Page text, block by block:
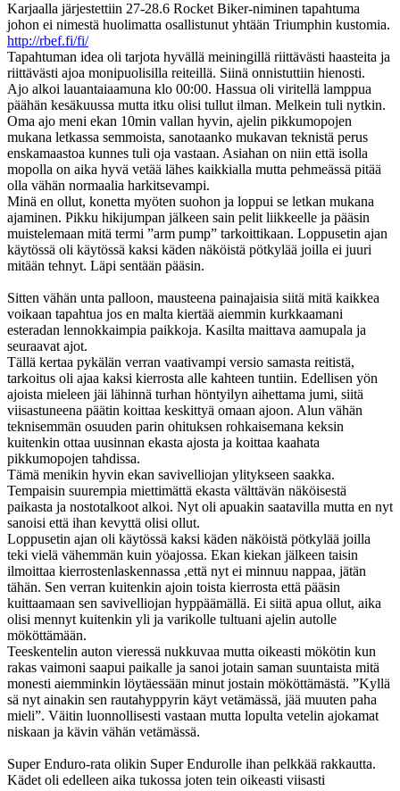
Karjaalla järjestettiin 27-28.6 Rocket Biker-niminen tapahtuma
johon ei nimestä huolimatta osallistunut yhtään Triumphin kustomia.
http://rbef.fi/fi/
Tapahtuman idea oli tarjota hyvällä meiningillä riittävästi haasteita ja
riittävästi ajoa monipuolisilla reiteillä. Siinä onnistuttiin hienosti.
Ajo alkoi lauantaiaamuna klo 00:00. Hassua oli viritellä lamppua
päähän kesäkuussa mutta itku olisi tullut ilman. Melkein tuli nytkin.
Oma ajo meni ekan 10min vallan hyvin, ajelin pikkumopojen
mukana letkassa semmoista, sanotaanko mukavan teknistä perus
enskamaastoa kunnes tuli oja vastaan. Asiahan on niin että isolla
mopolla on aika hyvä vetää lähes kaikkialla mutta pehmeässä pitää
olla vähän normaalia harkitsevampi.
Minä en ollut, konetta myöten suohon ja loppui se letkan mukana
ajaminen. Pikku hikijumpan jälkeen sain pelit liikkeelle ja pääsin
muistelemaan mitä termi ”arm pump” tarkoittikaan. Loppusetin ajan
käytössä oli käytössä kaksi käden näköistä pötkylää joilla ei juuri
mitään tehnyt. Läpi sentään pääsin.
Sitten vähän unta palloon, mausteena painajaisia siitä mitä kaikkea
voikaan tapahtua jos en malta kiertää aiemmin kurkkaamani
esteradan lennokkaimpia paikkoja. Kasilta maittava aamupala ja
seuraavat ajot.
Tällä kertaa pykälän verran vaativampi versio samasta reitistä,
tarkoitus oli ajaa kaksi kierrosta alle kahteen tuntiin. Edellisen yön
ajoista mieleen jäi lähinnä turhan höntyilyn aihettama jumi, siitä
viisastuneena päätin koittaa keskittyä omaan ajoon. Alun vähän
teknisemmän osuuden parin ohituksen rohkaisemana keksin
kuitenkin ottaa uusinnan ekasta ajosta ja koittaa kaahata
pikkumopojen tahdissa.
Tämä menikin hyvin ekan savivelliojan ylitykseen saakka.
Tempaisin suurempia miettimättä ekasta välttävän näköisestä
paikasta ja nostotalkoot alkoi. Nyt oli apuakin saatavilla mutta en nyt
sanoisi että ihan kevyttä olisi ollut.
Loppusetin ajan oli käytössä kaksi käden näköistä pötkylää joilla
teki vielä vähemmän kuin yöajossa. Ekan kiekan jälkeen taisin
ilmoittaa kierrostenlaskennassa ,että nyt ei minnuu nappaa, jätän
tähän. Sen verran kuitenkin ajoin toista kierrosta että pääsin
kuittaamaan sen savivelliojan hyppäämällä. Ei siitä apua ollut, aika
olisi mennyt kuitenkin yli ja varikolle tultuani ajelin autolle
mököttämään.
Teeskentelin auton vieressä nukkuvaa mutta oikeasti mökötin kun
rakas vaimoni saapui paikalle ja sanoi jotain saman suuntaista mitä
monesti aiemminkin löytäessään minut jostain mököttämästä. ”Kyllä
sä nyt ainakin sen rautahyppyrin käyt vetämässä, jää muuten paha
mieli”. Väitin luonnollisesti vastaan mutta lopulta vetelin ajokamat
niskaan ja kävin vähän vetämässä.
Super Enduro-rata olikin Super Endurolle ihan pelkkää rakkautta.
Kädet oli edelleen aika tukossa joten tein oikeasti viisasti